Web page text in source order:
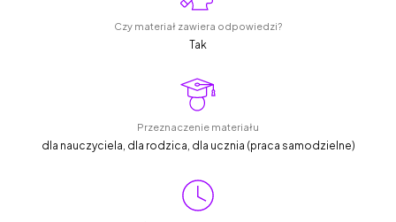
Czy materiał zawiera odpowiedzi?
Tak
Przeznaczenie materiału
dla nauczyciela, dla rodzica, dla ucznia (praca samodzielne)